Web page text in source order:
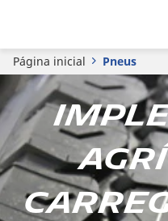
Página inicial Pneus